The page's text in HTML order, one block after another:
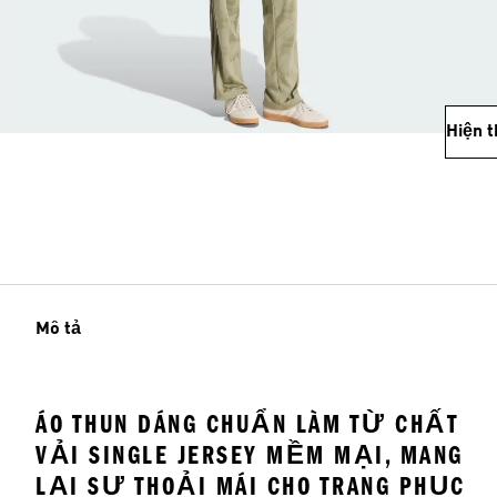
Hiện
Mô tả
ÁO THUN DÁNG CHUẨN LÀM TỪ CHẤT
VẢI SINGLE JERSEY MỀM MẠI, MANG
LẠI SỰ THOẢI MÁI CHO TRANG PHỤC